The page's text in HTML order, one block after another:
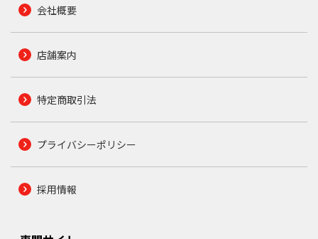
会社概要
店舗案内
特定商取引法
プライバシーポリシー
採用情報